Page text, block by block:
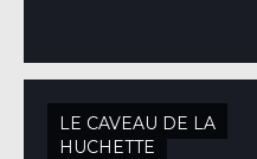
LE CAVEAU DE LA
HUCHETTE